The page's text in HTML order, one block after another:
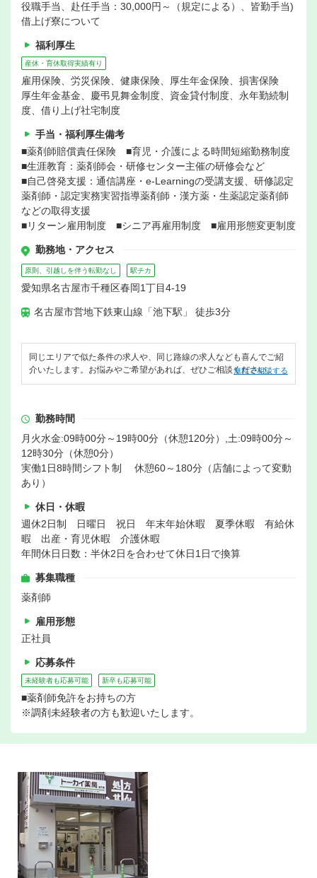
役職手当、赴任手当：30,000円～（規定による）、皆勤手当)
借上げ寮について
福利厚生
産休・育休取得実績有り
雇用保険、労災保険、健康保険、厚生年金保険、損害保険
厚生年金基金、慶弔見舞金制度、資金貸付制度、永年勤続制
度、借り上げ社宅制度
手当・福利厚生備考
■薬剤師賠償責任保険 ■育児・介護による時間短縮勤務制度
■生涯教育：薬剤師会・研修センター主催の研修会など
■自己啓発支援：通信講座・e-Learningの受講支援、研修認定
薬剤師・認定実務実習指導薬剤師・漢方薬・生薬認定薬剤師
などの取得支援
■リターン雇用制度 ■シニア再雇用制度 ■雇用形態変更制度
勤務地・アクセス
原則、引越しを伴う転勤なし 駅チカ
愛知県名古屋市千種区春岡1丁目4-19
名古屋市営地下鉄東山線「池下駅」 徒歩3分
同じエリアで似た条件の求人や、同じ路線の求人なども喜んでご紹
介いたします。お悩みやご希望があれば、ぜひご相談ください。
無料で相談する
勤務時間
月火水金:09時00分～19時00分（休憩120分）,土:09時00分～
12時30分（休憩0分）
実働1日8時間シフト制 休憩60～180分（店舗によって変動
あり）
休日・休暇
週休2日制 日曜日 祝日 年末年始休暇 夏季休暇 有給休
暇 出産・育児休暇 介護休暇
年間休日日数：半休2日を合わせて休日1日で換算
募集職種
薬剤師
雇用形態
正社員
応募条件
未経験者も応募可能 新卒も応募可能
■薬剤師免許をお持ちの方
※調剤未経験者の方も歓迎いたします。